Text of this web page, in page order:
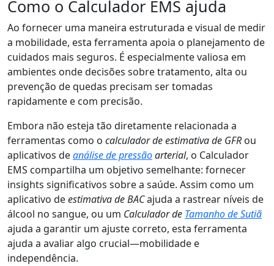
Como o Calculador EMS ajuda
Ao fornecer uma maneira estruturada e visual de medir
a mobilidade, esta ferramenta apoia o planejamento de
cuidados mais seguros. É especialmente valiosa em
ambientes onde decisões sobre tratamento, alta ou
prevenção de quedas precisam ser tomadas
rapidamente e com precisão.
Embora não esteja tão diretamente relacionada a
ferramentas como o calculador de estimativa de GFR ou
aplicativos deanálise de pressãoarterial, o Calculador
EMS compartilha um objetivo semelhante: fornecer
insights significativos sobre a saúde. Assim como um
aplicativo deestimativa de BACajuda a rastrear níveis de
álcool no sangue, ou um Calculador de Tamanho de Sutiã
ajuda a garantir um ajuste correto, esta ferramenta
ajuda a avaliar algo crucial—mobilidade e
independência.